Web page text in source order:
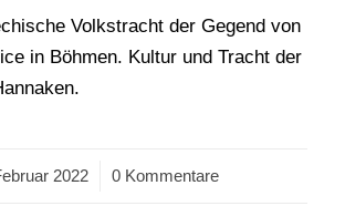
Volkstracht der Gegend von
in Böhmen. Kultur und Tracht der
2022
/ 0 Kommentare